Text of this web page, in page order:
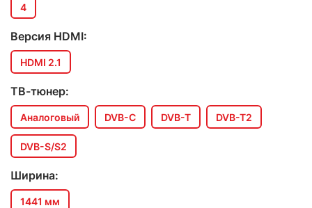
4
Версия HDMI:
HDMI 2.1
ТВ-тюнер:
Аналоговый DVB-C DVB-T DVB-T2
DVB-S/S2
Ширина:
1441 мм